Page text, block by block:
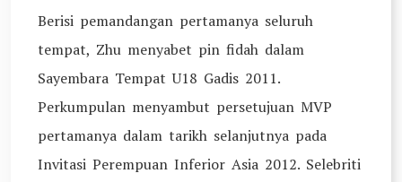
Berisi pemandangan pertamanya seluruh
tempat, Zhu menyabet pin fidah dalam
Sayembara Tempat U18 Gadis 2011.
Perkumpulan menyambut persetujuan MVP
pertamanya dalam tarikh selanjutnya pada
Invitasi Perempuan Inferior Asia 2012. Selebriti